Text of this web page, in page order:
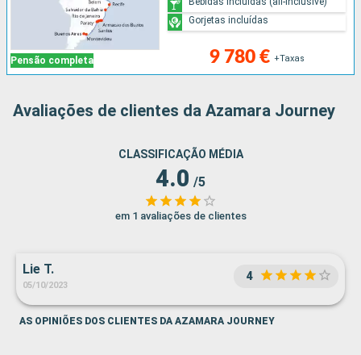
Pensão completa 9 780 € +Taxas
Gorjetas incluídas
Avaliações de clientes da Azamara Journey
CLASSIFICAÇÃO MÉDIA
4.0 /5
em 1 avaliações de clientes
Lie T.
05/10/2023
4
AS OPINIÕES DOS CLIENTES DA AZAMARA JOURNEY